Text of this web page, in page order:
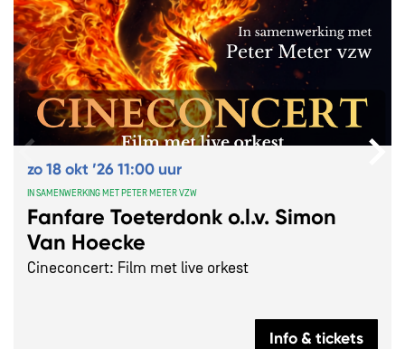
Fanfare Toeterdonk o.l.v. Simon
Van Hoecke
Cineconcert: Film met live orkest
IN SAMENWERKING MET PETER METER VZW
zo 18 okt ’2611:00 uur
Info & tickets